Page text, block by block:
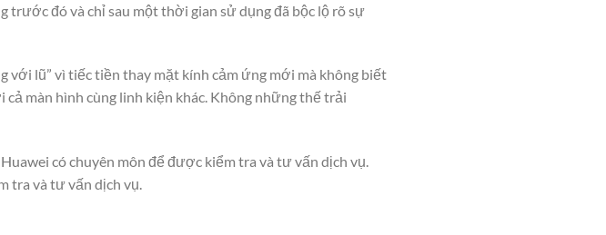
đó và chỉ sau một thời gian sử dụng đã bộc lộ rõ sự
với lũ” vì tiếc tiền thay mặt kính cảm ứng mới mà không biết
màn hình cùng linh kiện khác. Không những thế trải
có chuyên môn để được kiểm tra và tư vấn dịch vụ.
tra và tư vấn dịch vụ.